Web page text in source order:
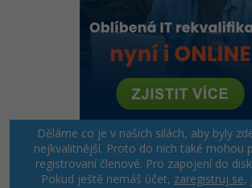
Děláme co je v našich silách, aby byly
nejkvalitnější. Proto do nich také mohou
registrovaní členové. Pro zapojení do
Pokud ještě nemáš účet, zaregistruj se,